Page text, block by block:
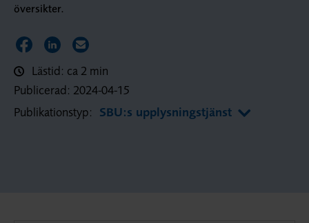
översikter.
Dela sidan på Facebook
Dela sidan på LinkedIn
Dela sidan via E-post
Lästid: ca 2 min
Publicerad: 2024-04-15
Publikationstyp: SBU:s upplysningstjänst